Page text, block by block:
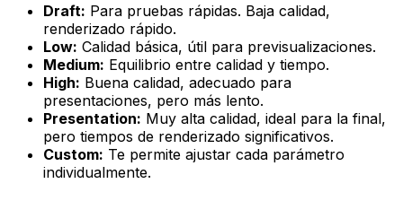
Draft: Para pruebas rápidas. Baja calidad,
renderizado rápido.
Low: Calidad básica, útil para previsualizaciones.
Medium: Equilibrio entre calidad y tiempo.
High: Buena calidad, adecuado para
presentaciones, pero más lento.
Presentation: Muy alta calidad, ideal para la final,
pero tiempos de renderizado significativos.
Custom: Te permite ajustar cada parámetro
individualmente.